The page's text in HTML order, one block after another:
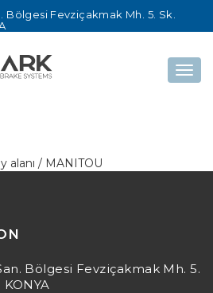
Bölgesi Fevziçakmak Mh. 5. Sk.
alanı / MANITOU
Bölgesi Fevziçakmak Mh. 5.